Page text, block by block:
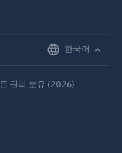
한국어
권리 보유 (2026)